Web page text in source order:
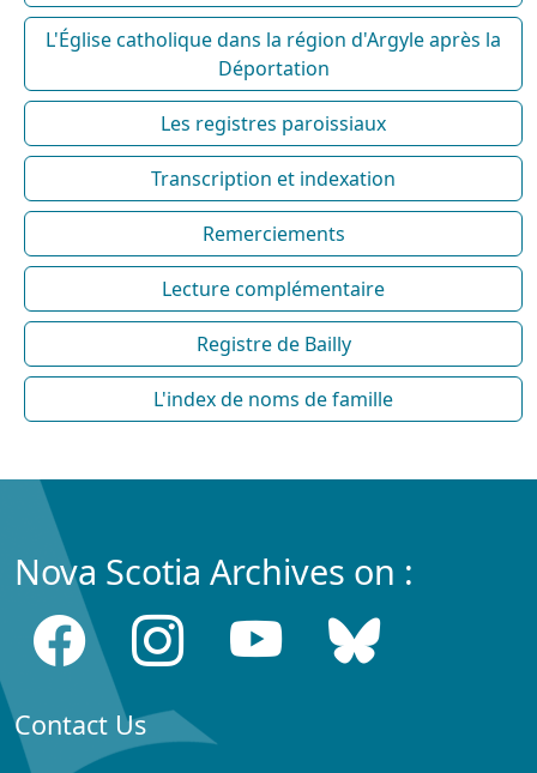
L'Église catholique dans la région d'Argyle après la
Déportation
Les registres paroissiaux
Transcription et indexation
Remerciements
Lecture complémentaire
Registre de Bailly
L'index de noms de famille
Nova Scotia Archives on :
Contact Us